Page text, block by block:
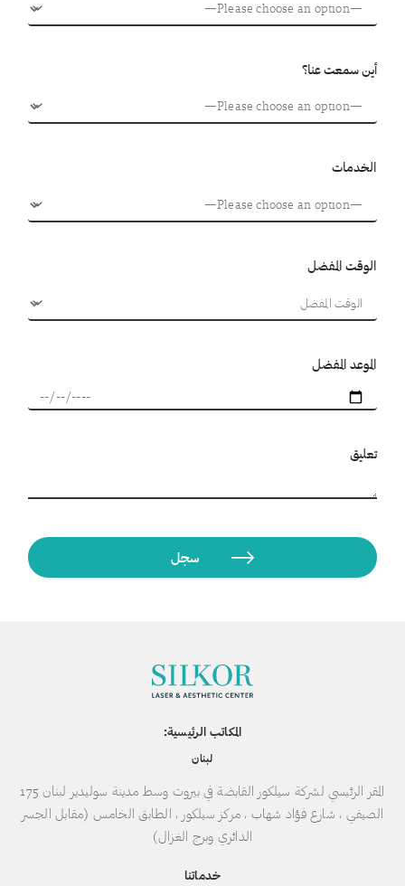
أين سمعت عنا؟
الخدمات
الوقت المفضل
الموعد المفضل
تعليق
المكاتب الرئيسية:
لبنان
المقر الرئيسي لشركة سيلكور القابضة في بيروت وسط مدينة سوليدير لبنان 175
الصيفي ، شارع فؤاد شهاب ، مركز سيلكور ، الطابق الخامس (مقابل الجسر
الدائري وبرج الغزال)
خدماتنا